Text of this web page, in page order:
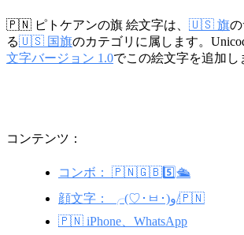
🇵🇳 ピトケアンの旗 絵文字は、 🇺🇸 旗
る🇺🇸 国旗のカテゴリに属します。
文字バージョン 1.0でこの絵文字を追加し
コンテンツ：
コンボ： 🇵🇳🇬🇧5️⃣🛳️
顔文字： ╭(♡･ㅂ･)و/🇵🇳
🇵🇳 iPhone、WhatsApp